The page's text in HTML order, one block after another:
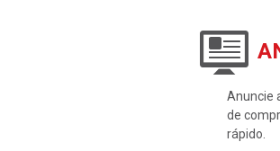
Anuncie
de
rápido.